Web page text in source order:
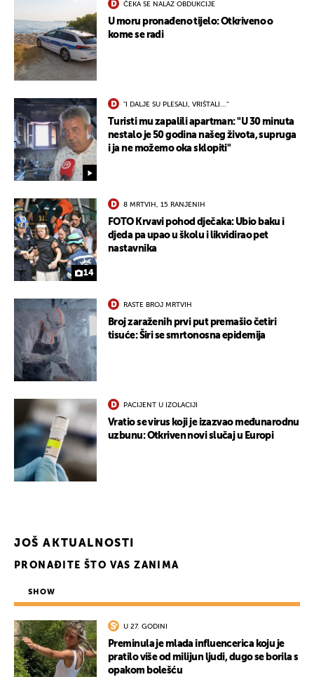
ČEKA SE NALAZ OBDUKCIJE
U moru pronađeno tijelo: Otkriveno o
kome se radi
"I DALJE SU PLESALI, VRIŠTALI..."
Turisti mu zapalili apartman: "U 30 minuta
nestalo je 50 godina našeg života, supruga
i ja ne možemo oka sklopiti"
14
8 MRTVIH, 15 RANJENIH
FOTO Krvavi pohod dječaka: Ubio baku i
djeda pa upao u školu i likvidirao pet
nastavnika
RASTE BROJ MRTVIH
Broj zaraženih prvi put premašio četiri
tisuće: Širi se smrtonosna epidemija
PACIJENT U IZOLACIJI
Vratio se virus koji je izazvao međunarodnu
uzbunu: Otkriven novi slučaj u Europi
JOŠ AKTUALNOSTI
PRONAĐITE ŠTO VAS ZANIMA
SHOW
U 27. GODINI
Preminula je mlada influencerica koju je
pratilo više od milijun ljudi, dugo se borila s
opakom bolešću
UKLJUČITE NOTIFIKACIJE